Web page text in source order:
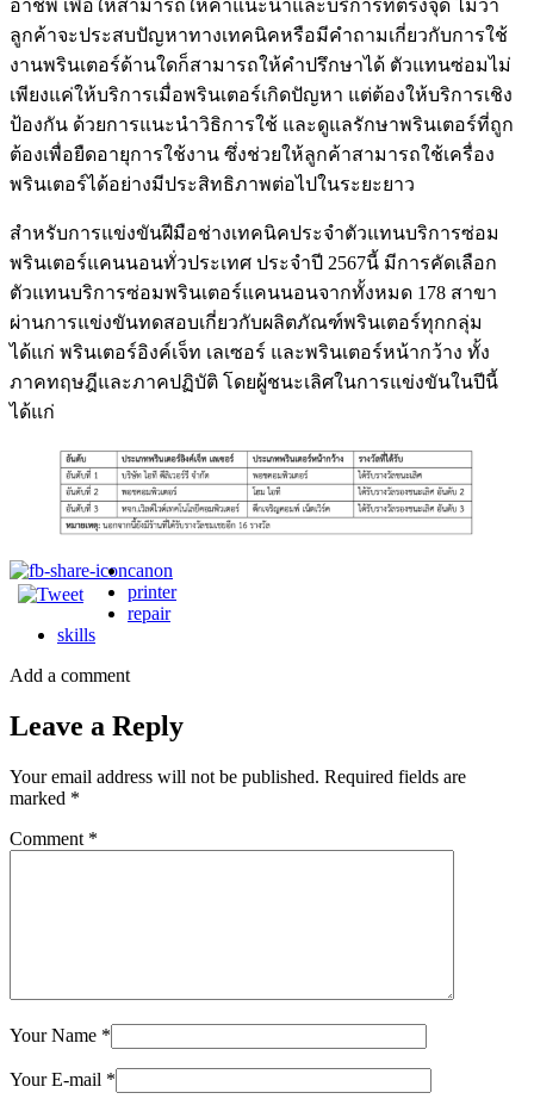
อาชีพ เพื่อให้สามารถให้คำแนะนำและบริการที่ตรงจุด ไม่ว่า
ลูกค้าจะประสบปัญหาทางเทคนิคหรือมีคำถามเกี่ยวกับการใช้
งานพรินเตอร์ด้านใดก็สามารถให้คำปรึกษาได้ ตัวแทนซ่อมไม่
เพียงแค่ให้บริการเมื่อพรินเตอร์เกิดปัญหา แต่ต้องให้บริการเชิง
ป้องกัน ด้วยการแนะนำวิธิการใช้ และดูแลรักษาพรินเตอร์ที่ถูก
ต้องเพื่อยืดอายุการใช้งาน ซึ่งช่วยให้ลูกค้าสามารถใช้เครื่อง
พรินเตอร์ได้อย่างมีประสิทธิภาพต่อไปในระยะยาว
สำหรับการแข่งขันฝีมือช่างเทคนิคประจำตัวแทนบริการซ่อม
พรินเตอร์แคนนอนทั่วประเทศ ประจำปี 2567นี้ มีการคัดเลือก
ตัวแทนบริการซ่อมพรินเตอร์แคนนอนจากทั้งหมด 178 สาขา
ผ่านการแข่งขันทดสอบเกี่ยวกับผลิตภัณฑ์พรินเตอร์ทุกกลุ่ม
ได้แก่ พรินเตอร์อิงค์เจ็ท เลเซอร์ และพรินเตอร์หน้ากว้าง ทั้ง
ภาคทฤษฎีและภาคปฏิบัติ โดยผู้ชนะเลิศในการแข่งขันในปีนี้
ได้แก่
canon
printer
repair
skills
Add a comment
Leave a Reply
Your email address will not be published. Required fields are
marked *
Comment *
Your Name *
Your E-mail *